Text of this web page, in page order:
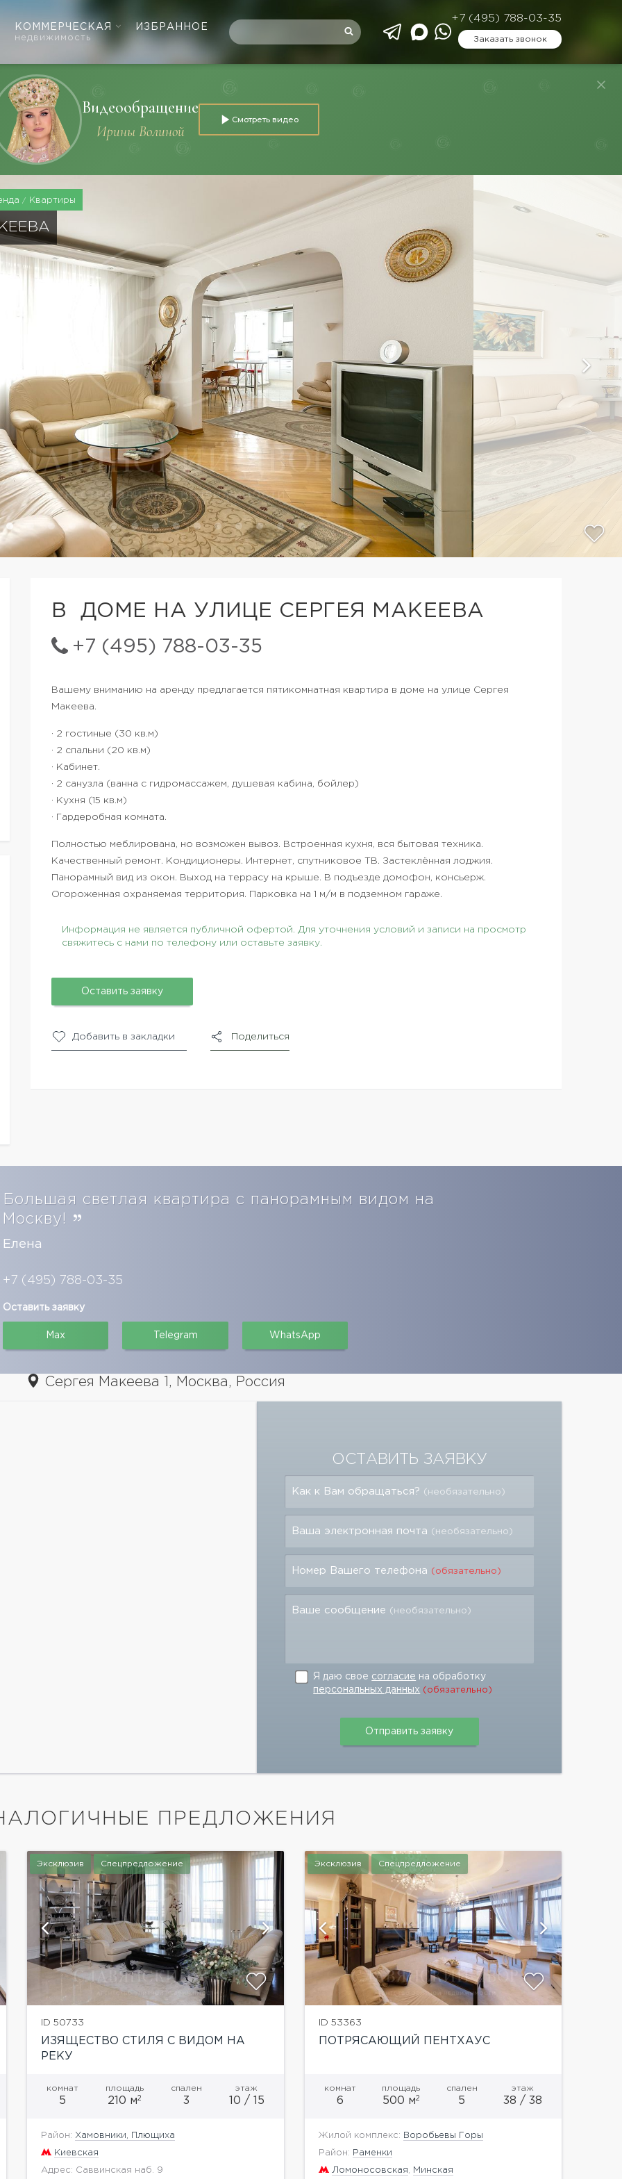
КОММЕРЧЕСКАЯ
недвижимость
ИЗБРАННОЕ
+7 (495) 788-03-35
Заказать звонок
Видеообращение
Ирины Волиной
Смотреть видео
Квартиры
В ДОМЕ НА УЛИЦЕ СЕРГЕЯ МАКЕЕВА
+7 (495) 788-03-35
Вашему вниманию на аренду предлагается пятикомнатная квартира в доме на улице Сергея
Макеева.
· 2 гостиные (30 кв.м)
· 2 спальни (20 кв.м)
· Кабинет.
· 2 санузла (ванна с гидромассажем, душевая кабина, бойлер)
· Кухня (15 кв.м)
· Гардеробная комната.
Полностью меблирована, но возможен вывоз. Встроенная кухня, вся бытовая техника.
Качественный ремонт. Кондиционеры. Интернет, спутниковое ТВ. Застеклённая лоджия.
Панорамный вид из окон. Выход на террасу на крыше. В подъезде домофон, консьерж.
Огороженная охраняемая территория. Парковка на 1 м/м в подземном гараже.
Информация не является публичной офертой. Для уточнения условий и записи на просмотр
свяжитесь с нами по телефону или оставьте заявку.
Оставить заявку
Добавить в закладки Поделиться
светлая квартира с панорамным видом на
Москву!
Елена
+7 (495) 788-03-35
Оставить заявку
Max Telegram WhatsApp
Сергея Макеева 1, Москва, Россия
ОСТАВИТЬ ЗАЯВКУ
Как к Вам обращаться? (необязательно)
Ваша электронная почта (необязательно)
Номер Вашего телефона (обязательно)
Ваше сообщение (необязательно)
Я даю свое согласие на обработку
персональных данных (обязательно)
ПРЕДЛОЖЕНИЯ
Эксклюзив Спецпредложение
ID 50733
ИЗЯЩЕСТВО СТИЛЯ С ВИДОМ НА
РЕКУ
комнат
5
площадь
210 м2
спален
3
этаж
10 / 15
Район: Хамовники, Плющиха
Киевская
Адрес: Саввинская наб. 9
показать ещё 86 фотографий
Эксклюзив Спецпредложение
ID 53363
ПОТРЯСАЮЩИЙ ПЕНТХАУС
комнат
6
площадь
500 м2
спален
5
этаж
38 / 38
Жилой комплекс: Воробьевы Горы
Район: Раменки
Ломоносовская Минская